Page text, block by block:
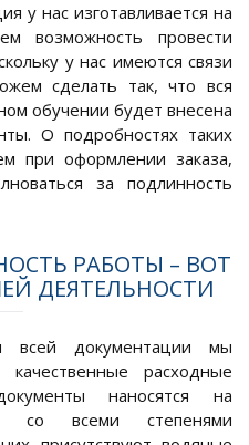
у нас изготавливается на
возможность провести
у нас имеются связи
сделать так, что вся
обучении будет внесена
О подробностях таких
при оформлении заказа,
за подлинность
РАБОТЫ – ВОТ
ДЕЯТЕЛЬНОСТИ
всей документации мы
расходные
наносятся на
со всеми степенями